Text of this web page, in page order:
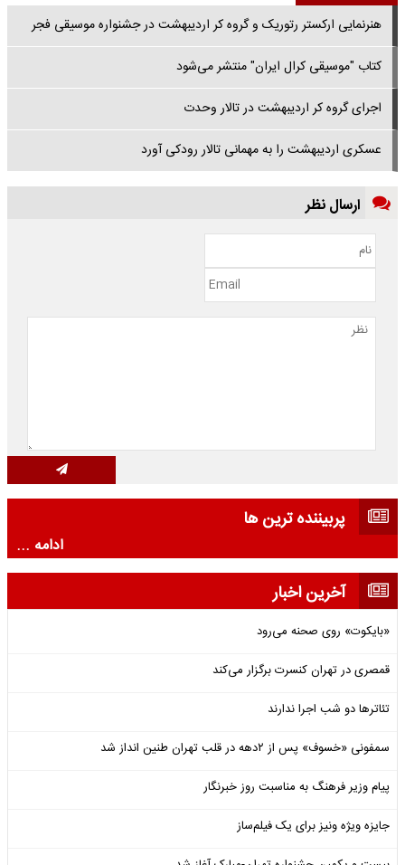
هنرنمایی ارکستر رتوریک و گروه کر اردیبهشت در جشنواره موسیقی فجر
کتاب "موسیقی کرال ایران" منتشر می‌شود
اجرای گروه کر اردیبهشت در تالار وحدت
عسکری اردیبهشت را به مهمانی تالار رودکی آورد
ارسال نظر
پربیننده ترین ها
ادامه ...
آخرین اخبار
«بایکوت» روی صحنه می‌رود
قمصری در تهران کنسرت برگزار می‌کند
تئاترها دو شب اجرا ندارند
سمفونی «خسوف» پس از ۲دهه در قلب تهران طنین انداز شد
پیام وزیر فرهنگ به مناسبت روز خبرنگار
جایزه ویژه ونیز برای یک فیلم‌ساز